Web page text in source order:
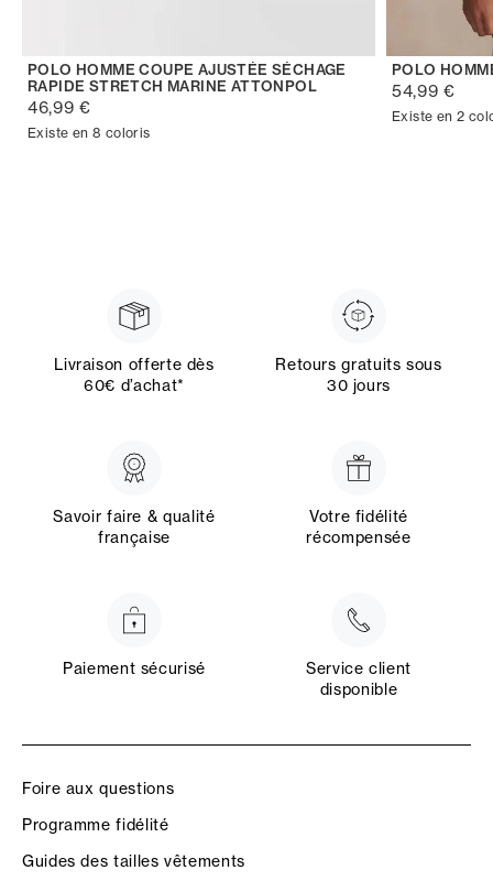
POLO HOMME COUPE AJUSTÉE SÉCHAGE
RAPIDE STRETCH MARINE ATTONPOL
46,99 €
Existe en 8 coloris
POLO
54,99 €
Existe en 2
Livraison offerte dès
60€ d’achat*
Retours gratuits sous
30 jours
Savoir faire & qualité
française
Votre fidélité
récompensée
Paiement sécurisé
Service client
disponible
Foire aux questions
Programme fidélité
Guides des tailles vêtements